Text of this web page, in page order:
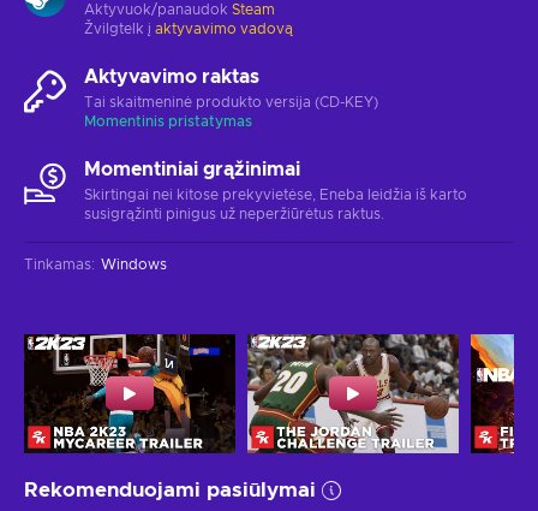
Aktyvuok/panaudok Steam
Žvilgtelk į aktyvavimo vadovą
Aktyvavimo raktas
Tai skaitmeninė produkto versija (CD-KEY)
Momentinis pristatymas
Momentiniai grąžinimai
Skirtingai nei kitose prekyvietėse, Eneba leidžia iš karto
susigrąžinti pinigus už neperžiūrėtus raktus.
Tinkamas: Windows
Rekomenduojami pasiūlymai